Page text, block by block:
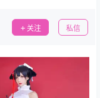
关注 私信